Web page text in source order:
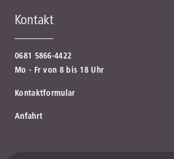
Kontakt
0681 5866-4422
Mo - Fr von 8 bis 18 Uhr
Kontaktformular
Anfahrt